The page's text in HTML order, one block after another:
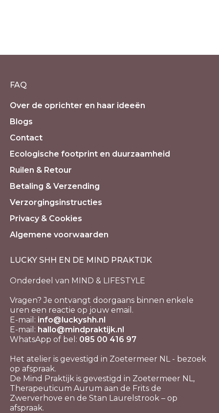
FAQ
Over de oprichter en haar ideeën
Blogs
Contact
Ecologische footprint en duurzaamheid
Ruilen & Retour
Betaling & Verzending
Verzorgingsinstructies
Privacy & Cookies
Algemene voorwaarden
LUCKY SHH EN DE MIND PRAKTIJK
Onderdeel van MIND & LIFESTYLE
Vragen? Je ontvangt doorgaans binnen enkele
uren een reactie op jouw email.
E-mail: info@luckyshh.nl
E-mail: hallo@mindpraktijk.nl
WhatsApp of bel: 085 00 416 97
Het atelier is gevestigd in Zoetermeer NL - bezoek
op afspraak.
De Mind Praktijk is gevestigd in Zoetermeer NL,
Therapeuticum Aurum aan de Frits de
Zwerverhove en de Stan Laurelstrook – op
afspraak.